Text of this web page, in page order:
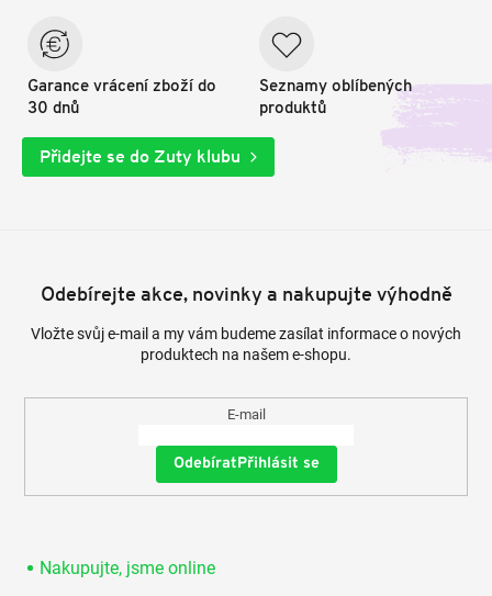
Garance vrácení zboží do
30 dnů
Seznamy oblíbených
produktů
Přidejte se do Zuty klubu
Odebírejte akce, novinky a nakupujte výhodně
Vložte svůj e-mail a my vám budeme zasílat informace o nových
produktech na našem e-shopu.
E-mail
Přihlásit se
Nakupujte, jsme online